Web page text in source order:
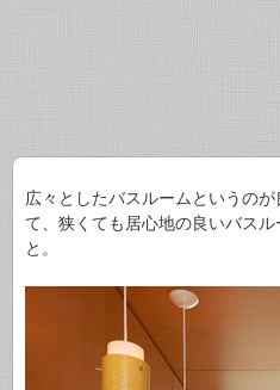
広々としたバスルームというの
て、狭くても居心地の良いバス
と。